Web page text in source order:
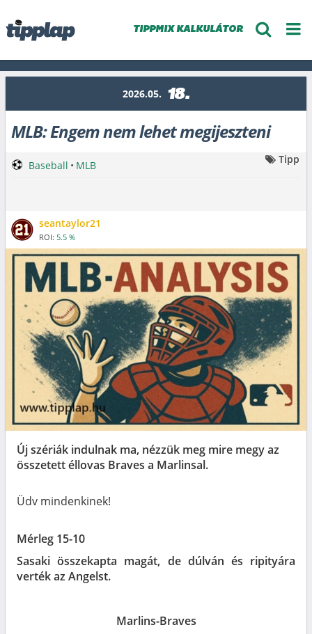
TIPPMIX KALKULÁTOR
2026.05. 18.
MLB: Engem nem lehet megijeszteni
seantaylor21
ROI: 5.5 %
Baseball • MLB Tipp
Új szériák indulnak ma, nézzük meg mire megy az
összetett éllovas Braves a Marlinsal.
Üdv mindenkinek!
Mérleg 15-10
Sasaki összekapta magát, de dúlván és ripityára
verték az Angelst.
Marlins-Braves